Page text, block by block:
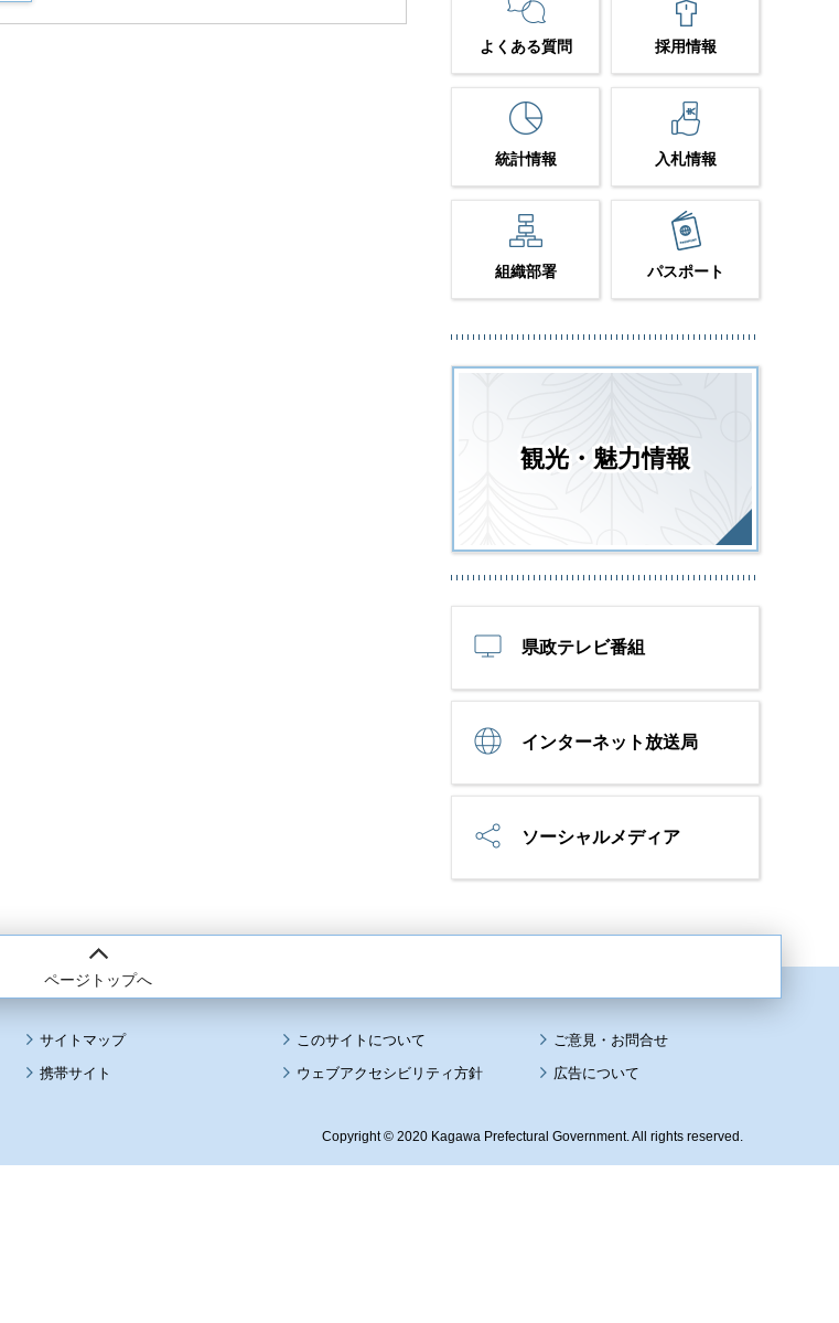
よくある質問 採用情報
統計情報 入札情報
組織部署 パスポート
観光・魅力情報
県政テレビ番組
インターネット放送局
ソーシャルメディア
ページトップへ
サイトマップ
このサイトについて
携帯サイト
ウェブアクセシビリティ方針 広告について
Copyright © 2020 Kagawa Prefectural Government. All rights reserved.